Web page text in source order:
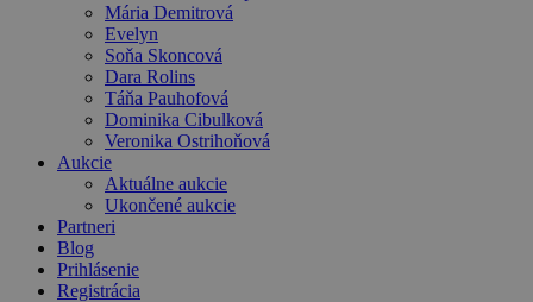
Mária Demitrová
Evelyn
Soňa Skoncová
Dara Rolins
Táňa Pauhofová
Dominika Cibulková
Veronika Ostrihoňová
Aukcie
Aktuálne aukcie
Ukončené aukcie
Partneri
Blog
Prihlásenie
Registrácia